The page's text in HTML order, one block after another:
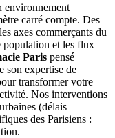
environnement
carré compte. Des
axes commerçants du
population et les flux
Paris pensé
son expertise de
transformer votre
Nos interventions
(délais
des Parisiens :